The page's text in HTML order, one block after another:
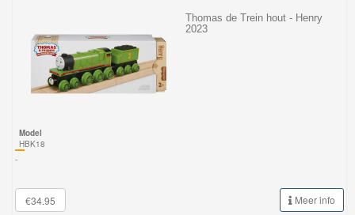
Thomas de Trein hout - Henry
2023
Model
HBK18
-
€34.95 Meer info